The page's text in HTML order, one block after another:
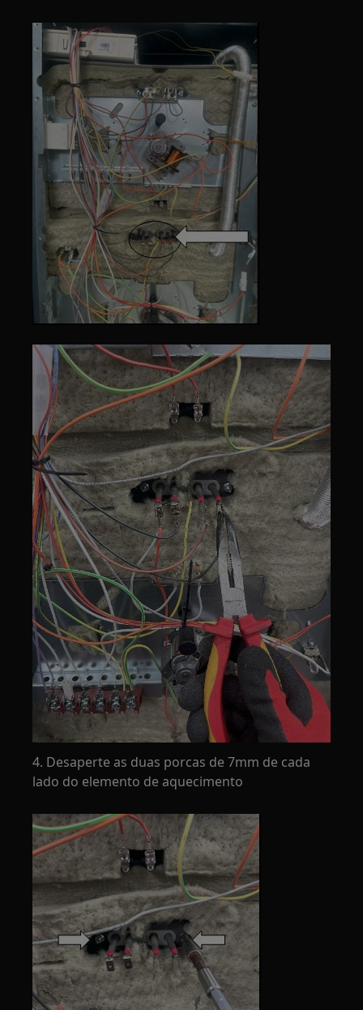
4. Desaperte as duas porcas de 7mm de cada
lado do elemento de aquecimento